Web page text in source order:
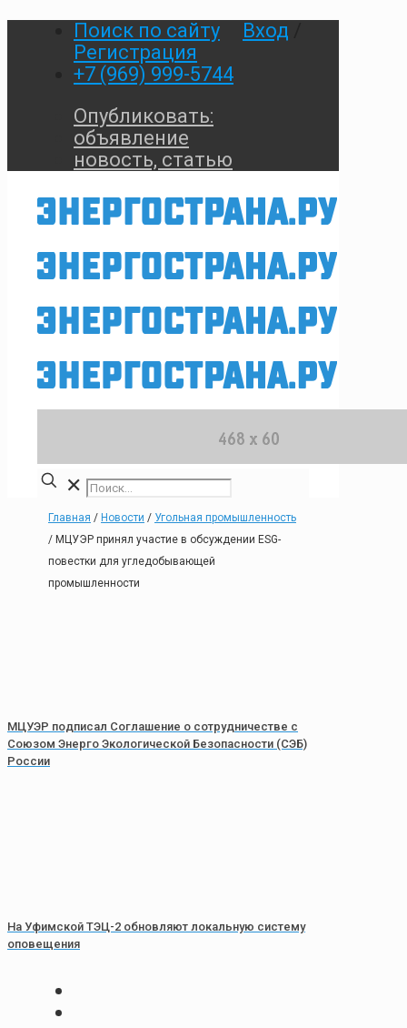
Поиск по сайту Вход
Регистрация
+7 (969) 999-5744
Опубликовать:
объявление
новость, статью
✕
Главная / Новости / Угольная промышленность
/ МЦУЭР принял участие в обсуждении ESG-
повестки для угледобывающей
промышленности
МЦУЭР подписал Соглашение о сотрудничестве с
Союзом Энерго Экологической Безопасности (СЭБ)
России
На Уфимской ТЭЦ-2 обновляют локальную систему
оповещения